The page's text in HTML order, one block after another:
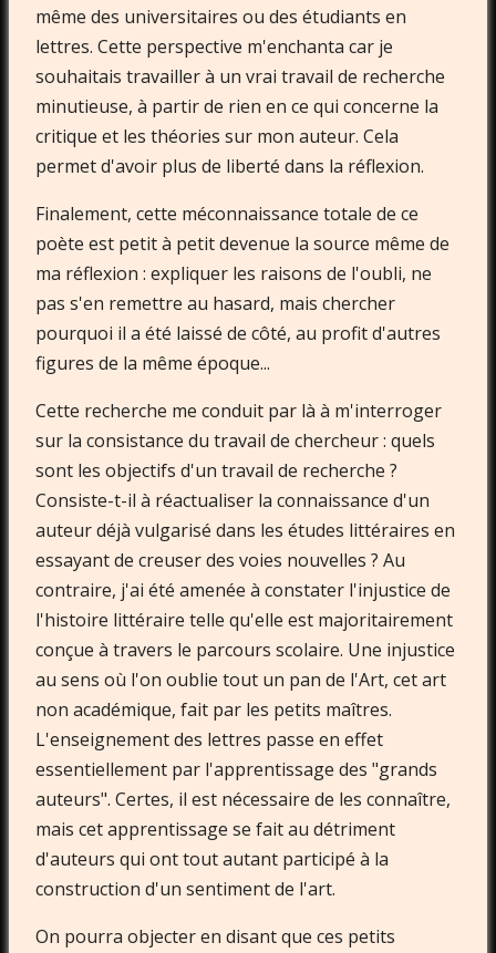
même des universitaires ou des étudiants en
lettres. Cette perspective m'enchanta car je
souhaitais travailler à un vrai travail de recherche
minutieuse, à partir de rien en ce qui concerne la
critique et les théories sur mon auteur. Cela
permet d'avoir plus de liberté dans la réflexion.
Finalement, cette méconnaissance totale de ce
poète est petit à petit devenue la source même de
ma réflexion : expliquer les raisons de l'oubli, ne
pas s'en remettre au hasard, mais chercher
pourquoi il a été laissé de côté, au profit d'autres
figures de la même époque...
Cette recherche me conduit par là à m'interroger
sur la consistance du travail de chercheur : quels
sont les objectifs d'un travail de recherche ?
Consiste-t-il à réactualiser la connaissance d'un
auteur déjà vulgarisé dans les études littéraires en
essayant de creuser des voies nouvelles ? Au
contraire, j'ai été amenée à constater l'injustice de
l'histoire littéraire telle qu'elle est majoritairement
conçue à travers le parcours scolaire. Une injustice
au sens où l'on oublie tout un pan de l'Art, cet art
non académique, fait par les petits maîtres.
L'enseignement des lettres passe en effet
essentiellement par l'apprentissage des "grands
auteurs". Certes, il est nécessaire de les connaître,
mais cet apprentissage se fait au détriment
d'auteurs qui ont tout autant participé à la
construction d'un sentiment de l'art.
On pourra objecter en disant que ces petits